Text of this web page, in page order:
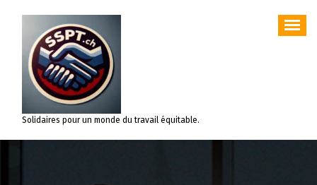
contenu
Solidaires pour un monde du travail équitable.